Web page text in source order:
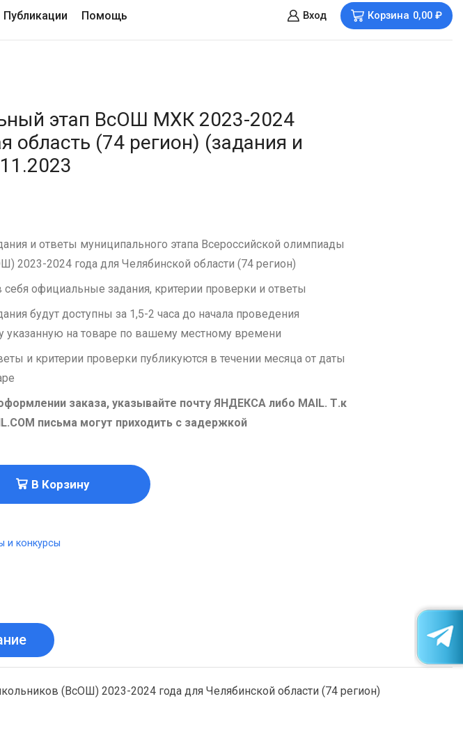
Публикации Помощь Вход Корзина 0,00 ₽
этап ВсОШ МХК 2023-2024
область (74 регион) (задания и
и ответы муниципального этапа Всероссийской олимпиады
2023-2024 года для Челябинской области (74 регион)
официальные задания, критерии проверки и ответы
будут доступны за 1,5-2 часа до начала проведения
указанную на товаре по вашему местному времени
и критерии проверки публикуются в течении месяца от даты
заказа, указывайте почту ЯНДЕКСА либо MAIL. Т.к
письма могут приходить с задержкой
В Корзину
и конкурсы
(ВсОШ) 2023-2024 года для Челябинской области (74 регион)